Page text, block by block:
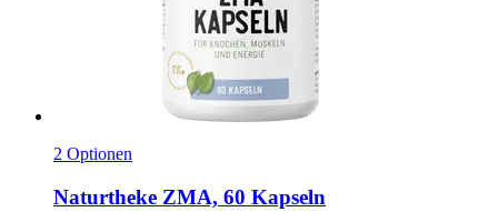
2 Optionen
Naturtheke ZMA, 60 Kapseln